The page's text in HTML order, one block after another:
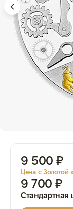
9 500 ₽
Цена с Золотой
9 700 ₽
Стандартная